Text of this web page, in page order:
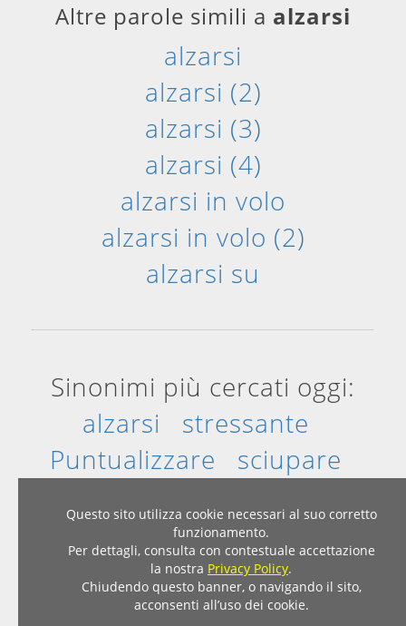
Altre parole simili a alzarsi
alzarsi
alzarsi (2)
alzarsi (3)
alzarsi (4)
alzarsi in volo
alzarsi in volo (2)
alzarsi su
Sinonimi più cercati oggi:
alzarsi
stressante
Puntualizzare
sciupare
Home|Privacy & Cookies
© 2007 - 2026 - Dizionario Sinonimi Contrari
Questo sito utilizza cookie necessari al suo corretto
funzionamento.
Per dettagli, consulta con contestuale accettazione
la nostra Privacy Policy.
Chiudendo questo banner, o navigando il sito,
acconsenti all’uso dei cookie.